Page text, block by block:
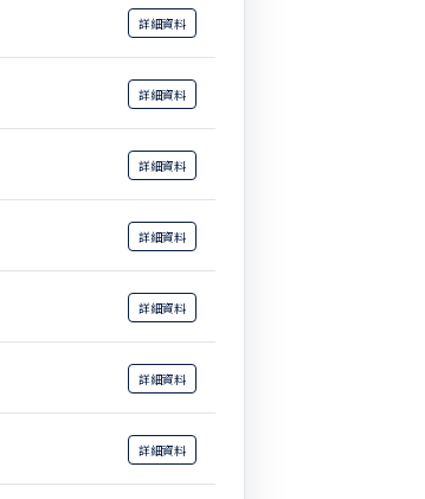
詳細資料
詳細資料
詳細資料
詳細資料
詳細資料
詳細資料
詳細資料